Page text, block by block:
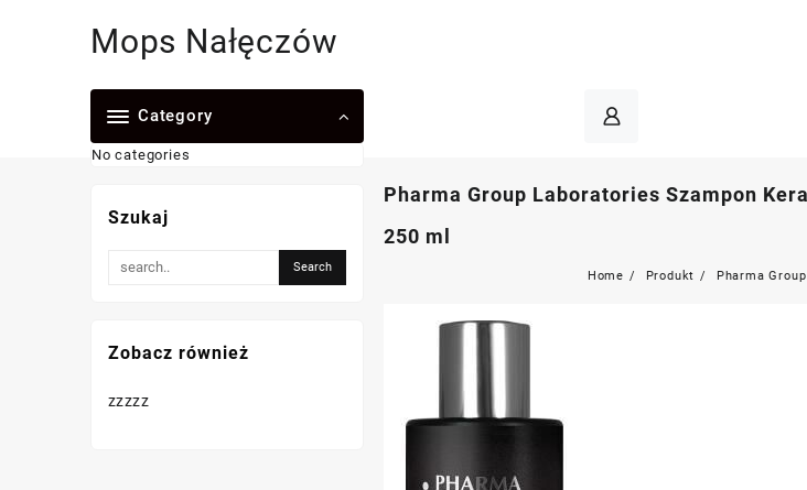
Mops Nałęczów
Category
No categories
Pharma Group Laboratories Szampon
250 ml
Home Produkt Pharma
Szukaj
Zobacz również
zzzzz